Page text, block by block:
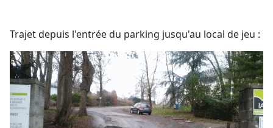
Trajet depuis l'entrée du parking jusqu'au local de jeu :